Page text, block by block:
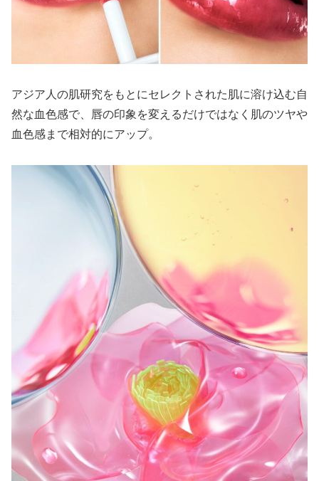
アジア人の肌研究をもとにセレクトされた肌に溶け込む自
然な血色感で、唇の印象を変えるだけではなく肌のツヤや
血色感まで相対的にアップ。